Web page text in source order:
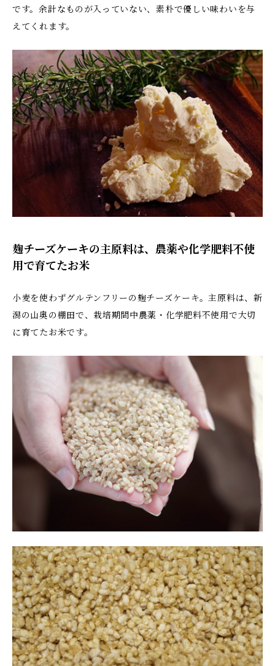
です。余計なものが入っていない、素朴で優しい味わいを与
えてくれます。
麹チーズケーキの主原料は、農薬や化学肥料不使
用で育てたお米
小麦を使わずグルテンフリーの麹チーズケーキ。主原料は、新
潟の山奥の棚田で、栽培期間中農薬・化学肥料不使用で大切
に育てたお米です。